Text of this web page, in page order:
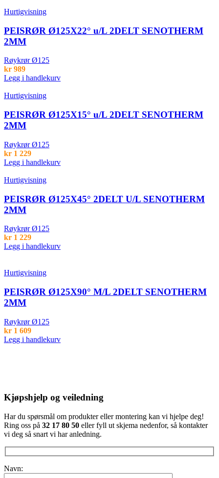
Hurtigvisning
PEISRØR Ø125X22° u/L 2DELT SENOTHERM
2MM
Røykrør Ø125
kr 989
Legg i handlekurv
Hurtigvisning
PEISRØR Ø125X15° u/L 2DELT SENOTHERM
2MM
Røykrør Ø125
kr 1 229
Legg i handlekurv
Hurtigvisning
PEISRØR Ø125X45° 2DELT U/L SENOTHERM
2MM
Røykrør Ø125
kr 1 229
Legg i handlekurv
Hurtigvisning
PEISRØR Ø125X90° M/L 2DELT SENOTHERM
2MM
Røykrør Ø125
kr 1 609
Legg i handlekurv
Kjøpshjelp og veiledning
Har du spørsmål om produkter eller montering kan vi hjelpe deg!
Ring oss på 32 17 80 50 eller fyll ut skjema nedenfor, så kontakter
vi deg så snart vi har anledning.
Navn: